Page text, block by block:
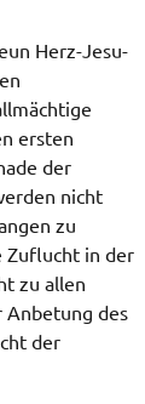
Herz-Jesu-
ersten
der
nicht
zu
Zuflucht in der
zu allen
Anbetung des
der